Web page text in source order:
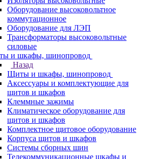
Оборудование высоковольтное
коммутационное
Оборудование для ЛЭП
Трансформаторы высоковольтные
силовые
и шкафы, шинопровод
Назад
Щиты и шкафы, шинопровод
Аксессуары и комплектующие для
щитов и шкафов
Клеммные зажимы
Климатическое оборудование для
щитов и шкафов
Комплектное щитовое оборудование
Корпуса щитов и шкафов
Системы сборных шин
Телекоммуникационные шкафы и